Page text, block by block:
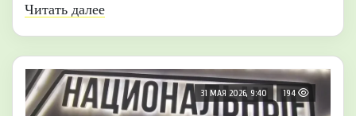
Читать далее
31 МАЯ 2026, 9:40 194